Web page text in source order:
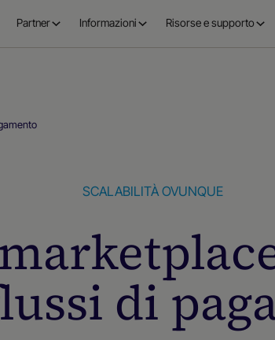
Partner Informazioni Risorse e supporto
SCALABILITÀ OVUNQUE
di